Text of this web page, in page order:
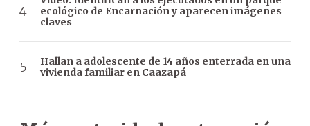
ecológico de Encarnación y aparecen imágenes
claves
Hallan a adolescente de 14 años enterrada en una
vivienda familiar en Caazapá